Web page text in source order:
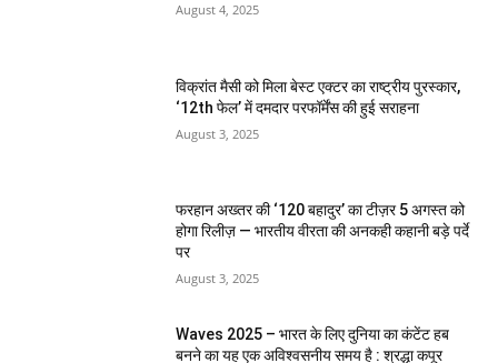
August 4, 2025
विक्रांत मैसी को मिला बेस्ट एक्टर का राष्ट्रीय पुरस्कार,
‘12th फेल’ में दमदार परफॉर्मेंस की हुई सराहना
August 3, 2025
फरहान अख्तर की ‘120 बहादुर’ का टीज़र 5 अगस्त को
होगा रिलीज़ — भारतीय वीरता की अनकही कहानी बड़े पर्दे
पर
August 3, 2025
Waves 2025 – भारत के लिए दुनिया का कंटेंट हब
बनने का यह एक अविश्वसनीय समय है : श्रद्धा कपूर